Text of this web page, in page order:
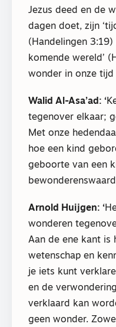
Jezus deed en de
dagen doet, zijn
(Handelingen 3:19)
komende wereld’
wonder in onze tijd
Walid Al-Asa’ad: ‘
tegenover elkaar;
Met onze
hoe een kind
geboorte van een
Arnold Huijgen: ‘
wonderen
Aan de ene kant is
wetenschap en
je iets kunt
en de
verklaard kan
geen wonder.